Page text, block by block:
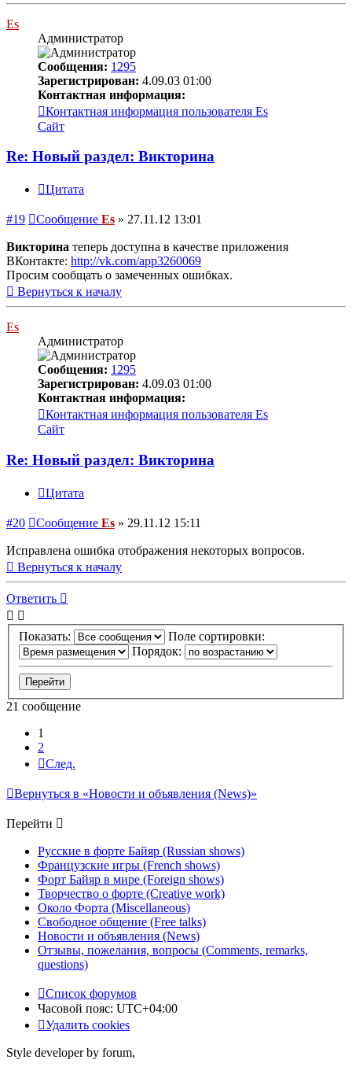
Es
Администратор
Сообщения: 1295
Зарегистрирован: 4.09.03 01:00
Контактная информация:
Контактная информация пользователя Es
Сайт
Re: Новый раздел: Викторина
Цитата
#19 Сообщение Es » 27.11.12 13:01
Викторина теперь доступна в качестве приложения
ВКонтакте: http://vk.com/app3260069
Просим сообщать о замеченных ошибках.
Вернуться к началу
Es
Администратор
Сообщения: 1295
Зарегистрирован: 4.09.03 01:00
Контактная информация:
Контактная информация пользователя Es
Сайт
Re: Новый раздел: Викторина
Цитата
#20 Сообщение Es » 29.11.12 15:11
Исправлена ошибка отображения некоторых вопросов.
Вернуться к началу
Ответить
Показать:
Поле сортировки:
Порядок:
21 сообщение
1
2
След.
Вернуться в «Новости и объявления (News)»
Перейти
Русские в форте Байяр (Russian shows)
Французские игры (French shows)
Форт Байяр в мире (Foreign shows)
Творчество о форте (Creative work)
Около Форта (Miscellaneous)
Свободное общение (Free talks)
Новости и объявления (News)
Отзывы, пожелания, вопросы (Comments, remarks,
questions)
Список форумов
Часовой пояс: UTC+04:00
Удалить cookies
Style developer by forum,